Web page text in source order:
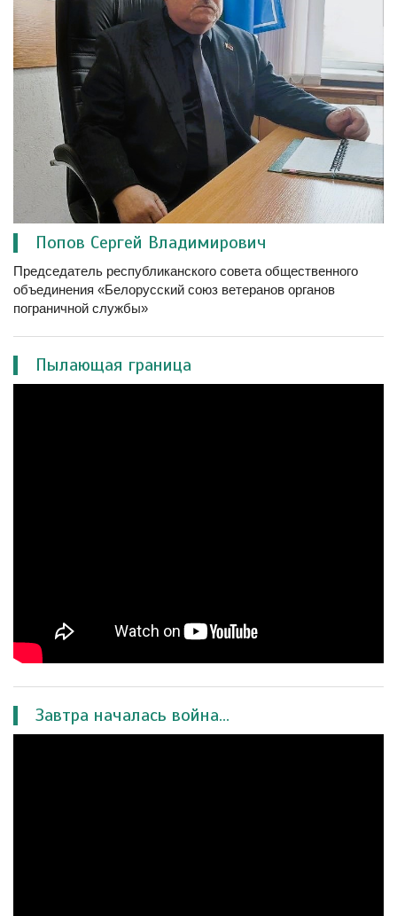
Попов Сергей Владимирович
Председатель республиканского совета общественного
объединения «Белорусский союз ветеранов органов
пограничной службы»
Пылающая граница
Завтра началась война...